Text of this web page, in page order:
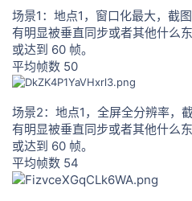
场景1：地点1，窗口化最大，截
有明显被垂直同步或者其他什么
或达到 60 帧。
平均帧数 50
场景2：地点1，全屏全分辨率，
有明显被垂直同步或者其他什么
或达到 60 帧。
平均帧数 54